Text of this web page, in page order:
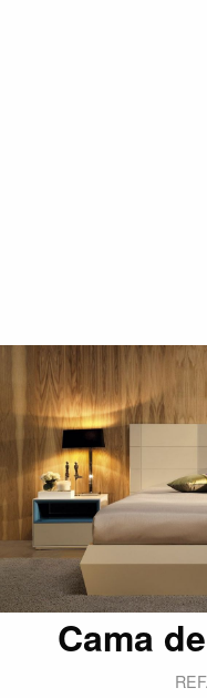
Cama